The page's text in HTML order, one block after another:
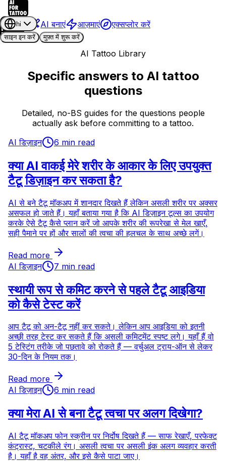
AI बनाएं आज़माएं एक्सप्लोर करें
hi
साइन इन करें
मुफ़्त में शुरू करें
AI Tattoo Library
Specific answers to AI tattoo
questions
Detailed, no-BS guides for the questions people
actually ask before committing to a tattoo.
AI डिज़ाइन
6 min read
क्या AI वाकई मेरे शरीर के आकार के लिए उपयुक्त
टैटू डिज़ाइन कर सकता है?
AI से बने टैटू मॉकअप में शानदार दिखते हैं लेकिन असली शरीर पर अक्सर
असफल हो जाते हैं। यहाँ बताया गया है कि AI डिज़ाइन टूल्स का उपयोग
करके ऐसे टैटू कैसे प्लान करें जो आपके शरीर की रूपरेखा से मेल खाएँ,
सही पैमाने पर हों और सालों की त्वचा की हलचल के साथ अच्छे लगें।
Read more
AI डिज़ाइन
7 min read
स्थायी रूप से कमिट करने से पहले टैटू आइडिया
को कैसे टेस्ट करें
आप टैटू को अन-टैटू नहीं कर सकते। लेकिन आप आइडिया को इतनी
अच्छी तरह टेस्ट कर सकते हैं कि असली कमिटमेंट स्पष्ट लगे। यहाँ हैं वो
5 टेस्टिंग तरीके जो पछतावे को रोकते हैं — वर्चुअल ट्राय-ऑन से लेकर
30-दिन के नियम तक।
Read more
AI डिज़ाइन
6 min read
क्या मेरा AI से बना टैटू त्वचा पर अलग दिखेगा?
AI टैटू मॉकअप फोन स्क्रीन पर निर्दोष दिखते हैं — साफ रेखाएँ, परफेक्ट
कंट्रास्ट, चटकीले रंग। असली त्वचा पर असली इंक अलग व्यवहार करती
है। यहाँ है वह अंतर, और इसे कैसे पाटा जाए।